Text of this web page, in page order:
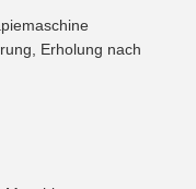
Erholung nach